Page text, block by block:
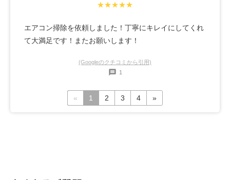
★★★★★
エアコン掃除を依頼しました！丁寧にキレイにしてくれ
て大満足です！またお願いします！
(Googleのクチコミから引用)
1
« 1 2 3 4 »